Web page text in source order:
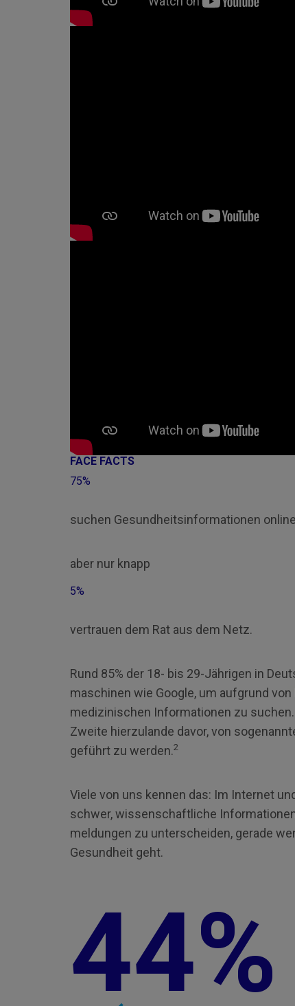
FACE FACTS
75%
suchen Gesund­heits­informa­tio­nen
aber nur knapp
5%
vertrauen dem Rat aus dem Netz.
Rund 85% der 18- bis 29-Jährigen in
maschinen wie Google, um aufgrund
medizinischen Informationen zu
Zweite hierzulande davor, von
geführt zu werden.2
Viele von uns kennen das: Im Internet
schwer, wissen­schaftliche
meldungen zu unter­scheiden, gerade
Gesundheit geht.
44%